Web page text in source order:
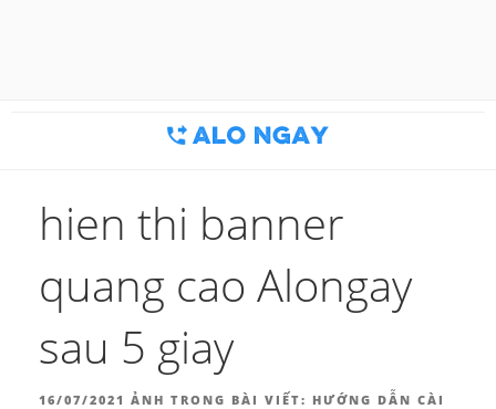
hien thi banner
quang cao Alongay
sau 5 giay
ĐĂNG
16/07/2021 ẢNH TRONG BÀI VIẾT: HƯỚNG DẪN CÀI